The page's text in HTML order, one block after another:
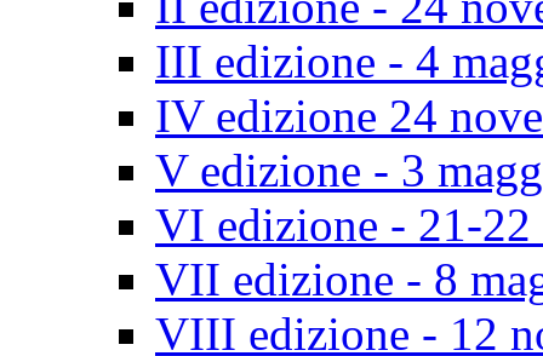
III edizione - 4
IV edizione 24
V edizione - 3
VI edizione - 21-22
VII edizione - 8
VIII edizione - 12